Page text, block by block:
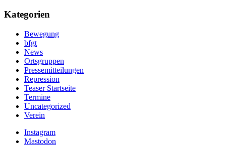
Kategorien
Bewegung
bfgt
News
Ortsgruppen
Pressemitteilungen
Repression
Teaser Startseite
Termine
Uncategorized
Verein
Instagram
Mastodon